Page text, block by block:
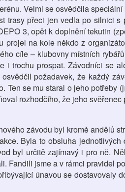
Velmi se osvědčila
trasy přeci jen vedla po silnici s
3, opět k doplnění tekutin
projel na kole někdo z
cíle – klubovny místních
i trochu prospat. Závodníci se
požadavek, že každý
Ten se mu staral o jeho potřeby
rozhodčího, že jeho
závodu byl kromě andělů
Byla to obsluha
byl určitě zajímavý i pro ně.
Fandili jsme a v rámci pravidel
únavou se dostavovaly